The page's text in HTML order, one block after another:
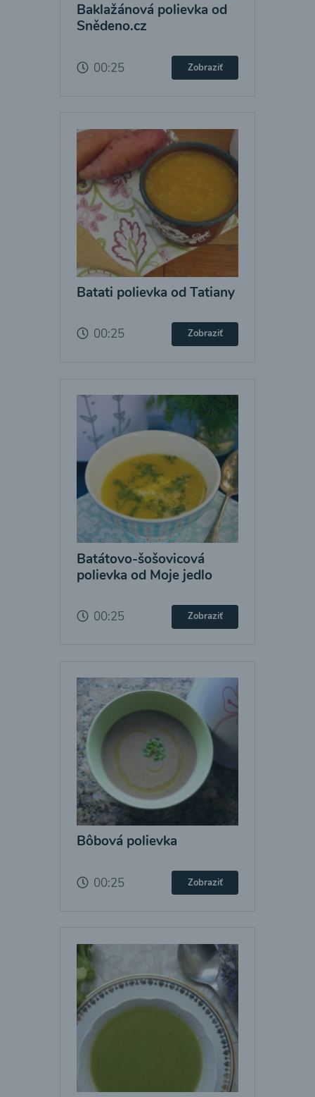
Baklažánová polievka od
Snědeno.cz
00:25 Zobraziť
Batati polievka od Tatiany
00:25 Zobraziť
Batátovo-šošovicová
polievka od Moje jedlo
00:25 Zobraziť
Bôbová polievka
00:25 Zobraziť